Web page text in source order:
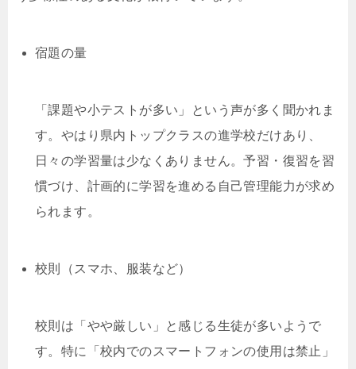
宿題の量
「課題や小テストが多い」という声が多く聞かれま
す。やはり県内トップクラスの進学校だけあり、
日々の学習量は少なくありません。予習・復習を習
慣づけ、計画的に学習を進める自己管理能力が求め
られます。
校則（スマホ、服装など）
校則は「やや厳しい」と感じる生徒が多いようで
す。特に「校内でのスマートフォンの使用は禁止」